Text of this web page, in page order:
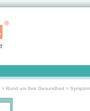
> Rund um Ihre Gesundheit >